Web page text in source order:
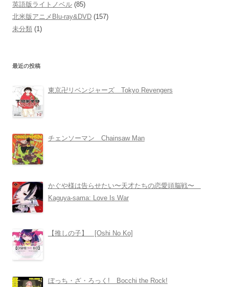
英語版ライトノベル (85)
北米版アニメBlu-ray&DVD (157)
未分類 (1)
最近の投稿
東京卍リベンジャーズ Tokyo Revengers
チェンソーマン Chainsaw Man
かぐや様は告らせたい〜天才たちの恋愛頭脳戦〜
Kaguya-sama: Love Is War
【推しの子】 [Oshi No Ko]
ぼっち・ざ・ろっく! Bocchi the Rock!